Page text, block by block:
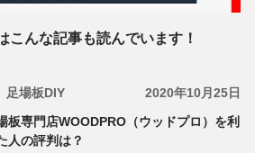
こんな記事も読んでいます！
足場板DIY 2020年10月25日
板専門店WOODPRO（ウッドプロ）を利
人の評判は？